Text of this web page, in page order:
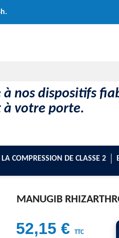
nos dispositifs
votre porte.
LA COMPRESSION DE CLASSE 2
MANUGIB
52,15 € TTC